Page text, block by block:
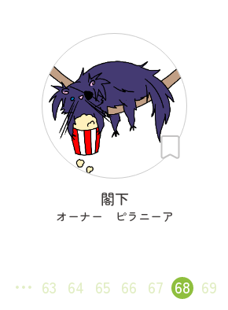
閣下
オーナー ピラニーア
63 64 65 66 67 68 69